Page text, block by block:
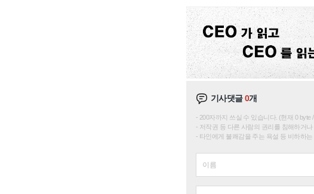
기사댓글0개
200자까지 쓰실 수 있습니다. (현재 0 byte
저작권 등 다른 사람의 권리를 침해하거
타인에게 불쾌감을 주는 욕설 등 비하하